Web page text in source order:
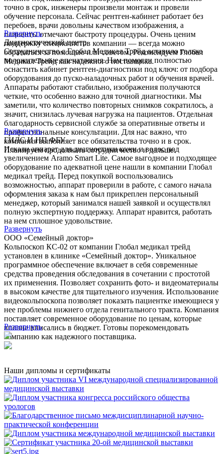
точно в срок, инженеры произвели монтаж и провели
обучение персонала. Сейчас рентген-кабинет работает без
перебоев, врачи довольны качеством изображения, а
пациенты отмечают быстроту процедуры. Очень ценим
поддержку специалистов компании — всегда можно
обратиться за помощью или советом. Рекомендуем Глобал
Медикал Трейд как надежного поставщика.
Развернуть
Диагностический центр
Сотрудничество с Глобал Медикал Трейд оставило только
положительные впечатления. Нам помогли полностью
оснастить кабинет рентген-диагностики под ключ: от подбора
оборудования до пуско-наладочных работ и обучения врачей.
Аппараты работают стабильно, изображения получаются
четкие, что особенно важно для точной диагностики. Мы
заметили, что количество повторных снимков сократилось, а
значит, снизилась лучевая нагрузка на пациентов. Отдельная
благодарность сервисной службе за оперативные ответы и
профессиональные консультации. Для нас важно, что
компания выполняет все обязательства точно и в срок.
Планируем продолжать сотрудничество и дальше.
Развернуть
ГИЛС И НП ФБУ
Искали аппарат для диагностики кожи и волос под
увеличением Aramo Smart Lite. Самое выгодное и подходящее
оборудование по адекватной цене нашли в компании Глобал
медикал трейд. Перед покупкой воспользовались
возможностью, аппарат проверили в работе, с самого начала
оформления заказа к нам был прикреплен персональный
менеджер, который занимался нашей заявкой и осуществлял
полную экспертную поддержку. Аппарат нравится, работать
на нем сплошное удовольствие.
Развернуть
ООО «Семейный доктор»
Кольпоскоп КС-02 от компании Глобал медикал трейд
установлен в клинике «Семейный доктор». Уникальное
программное обеспечение включает в себя современные
средства проведения обследования в сочетании с простотой
их применения. Позволяет сохранить фото- и видеоматериалы
в высоком качестве для тщательного изучения. Использование
видеокольпоскопа позволяет показать пациентке имеющиеся у
нее проблемы нижнего отдела генитального тракта. Компания
поставляет современное оборудование по ценам, которые
вполне вписались в бюджет. Готовы порекомендовать
компанию как надежного поставщика.
Развернуть
Наши дипломы и сертификаты